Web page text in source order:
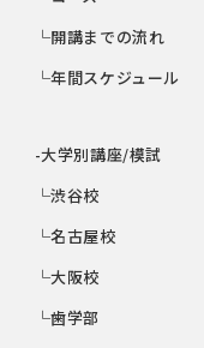
└開講までの流れ
└年間スケジュール
-大学別講座/模試
└渋谷校
└名古屋校
└大阪校
└歯学部